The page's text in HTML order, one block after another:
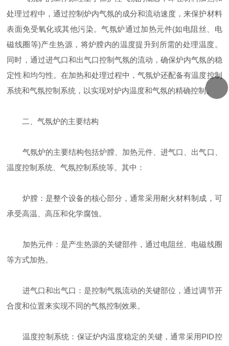
处理过程中，通过控制炉内气氛的成分和流动速度，来保护材料
表面免受氧化或其他污染。气氛炉通过加热元件(如电阻丝、电
磁线圈等)产生热源，将炉膛内的温度提升到所需的处理温度。
同时，通过进气口和出气口控制气氛的流动，确保炉内气氛的稳
定性和均匀性。在加热和处理过程中，气氛炉还配备有温度控制
系统和气氛控制系统，以实现对炉内温度和气氛的精确控制。
二、气氛炉的主要结构
气氛炉的主要结构包括炉膛、加热元件、进气口、出气口、
温度控制系统、气氛控制系统等。其中：
炉膛：是整个设备的核心部分，通常采用耐火材料制成，可
承受高温、高压和化学腐蚀。
加热元件：是产生热源的关键部件，通过电阻丝、电磁线圈
等方式加热。
进气口和出气口：是控制气氛流动的关键部位，通过调节开
合度和位置来实现不同的气氛控制效果。
温度控制系统：保证炉内温度稳定的关键，通常采用PID控